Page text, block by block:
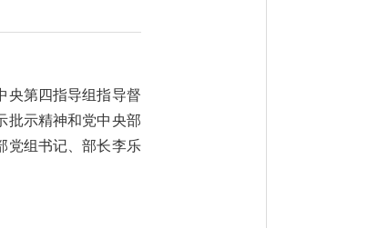
央第四指导组指导督
批示精神和党中央部
党组书记、部长李乐